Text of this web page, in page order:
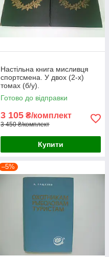
Настільна книга мисливця
спортсмена. У двох (2-х)
томах (б/у).
Готово до відправки
3 105 ₴/комплект
3 450 ₴/комплект
Купити
–5%